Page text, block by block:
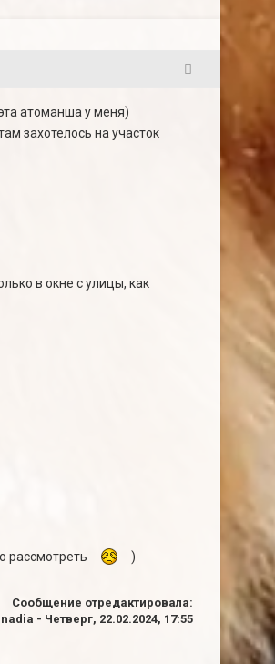
атоманша у меня)
захотелось на участок
в окне с улицы, как
рассмотреть
)
Сообщение отредактировала:
- Четверг, 22.02.2024, 17:55